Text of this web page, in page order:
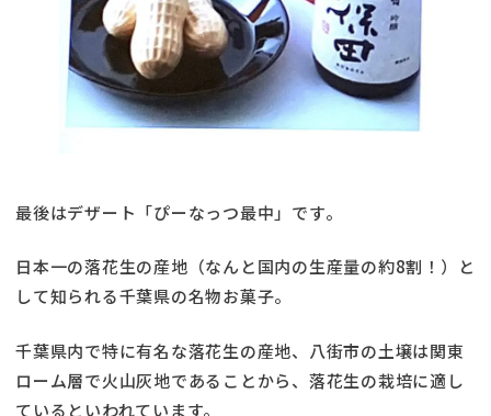
最後はデザート「ぴーなっつ最中」です。
日本一の落花生の産地（なんと国内の生産量の約8割！）と
して知られる千葉県の名物お菓子。
千葉県内で特に有名な落花生の産地、八街市の土壌は関東
ローム層で火山灰地であることから、落花生の栽培に適し
ているといわれています。